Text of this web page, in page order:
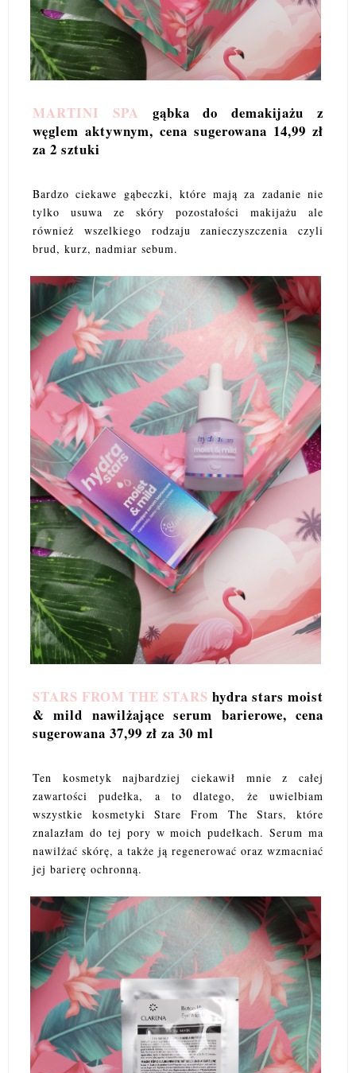
MARTINI SPA gąbka do demakijażu z
węglem aktywnym, cena sugerowana 14,99 zł
za 2 sztuki
Bardzo ciekawe gąbeczki, które mają za zadanie nie
tylko usuwa ze skóry pozostałości makijażu ale
również wszelkiego rodzaju zanieczyszczenia czyli
brud, kurz, nadmiar sebum.
STARS FROM THE STARS hydra stars moist
& mild nawilżające serum barierowe, cena
sugerowana 37,99 zł za 30 ml
Ten kosmetyk najbardziej ciekawił mnie z całej
zawartości pudełka, a to dlatego, że uwielbiam
wszystkie kosmetyki Stare From The Stars, które
znalazłam do tej pory w moich pudełkach. Serum ma
nawilżać skórę, a także ją regenerować oraz wzmacniać
jej barierę ochronną.